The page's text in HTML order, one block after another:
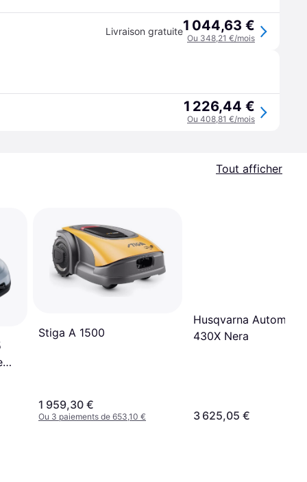
Livraison gratuite1 044,63 €
Ou 348,21 €/mois
1 226,44 €
Ou 408,81 €/mois
Tout afficher
Stiga A 1500
1 959,30 €
Ou 3 paiements de 653,10 €
Husqvarna
430X Nera
3 625,05 €